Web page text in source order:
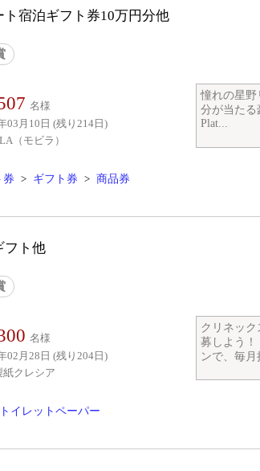
ト宿泊ギフト券10万円分他
名様
03月10日 (残り214日)
（モビラ）
憧れの星野
分が当たる
Plat...
券 > ギフト券 > 商品券
フト他
名様
02月28日 (残り204日)
クレシア
クリネッ
募しよう！
ンで、毎
トイレットペーパー